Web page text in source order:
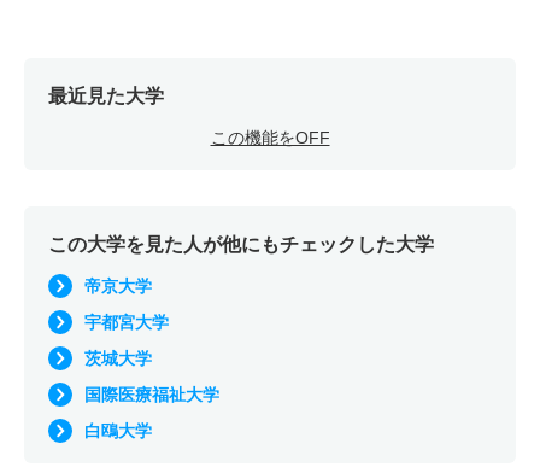
最近見た大学
この機能をOFF
この大学を見た人が他にもチェックした大学
帝京大学
宇都宮大学
茨城大学
国際医療福祉大学
白鴎大学